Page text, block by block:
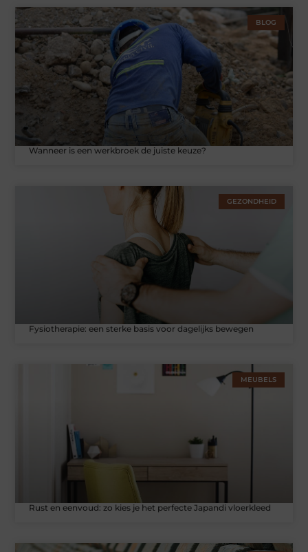
BLOG
Wanneer is een werkbroek de juiste keuze?
GEZONDHEID
Fysiotherapie: een sterke basis voor dagelijks bewegen
MEUBELS
Rust en eenvoud: zo kies je het perfecte Japandi vloerkleed